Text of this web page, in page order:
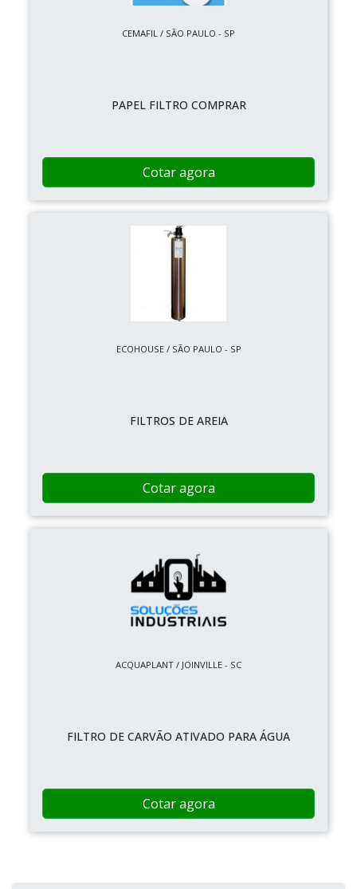
CEMAFIL / SÃO PAULO - SP
PAPEL FILTRO COMPRAR
Cotar agora
ECOHOUSE / SÃO PAULO - SP
FILTROS DE AREIA
Cotar agora
ACQUAPLANT / JOINVILLE - SC
FILTRO DE CARVÃO ATIVADO PARA ÁGUA
Cotar agora